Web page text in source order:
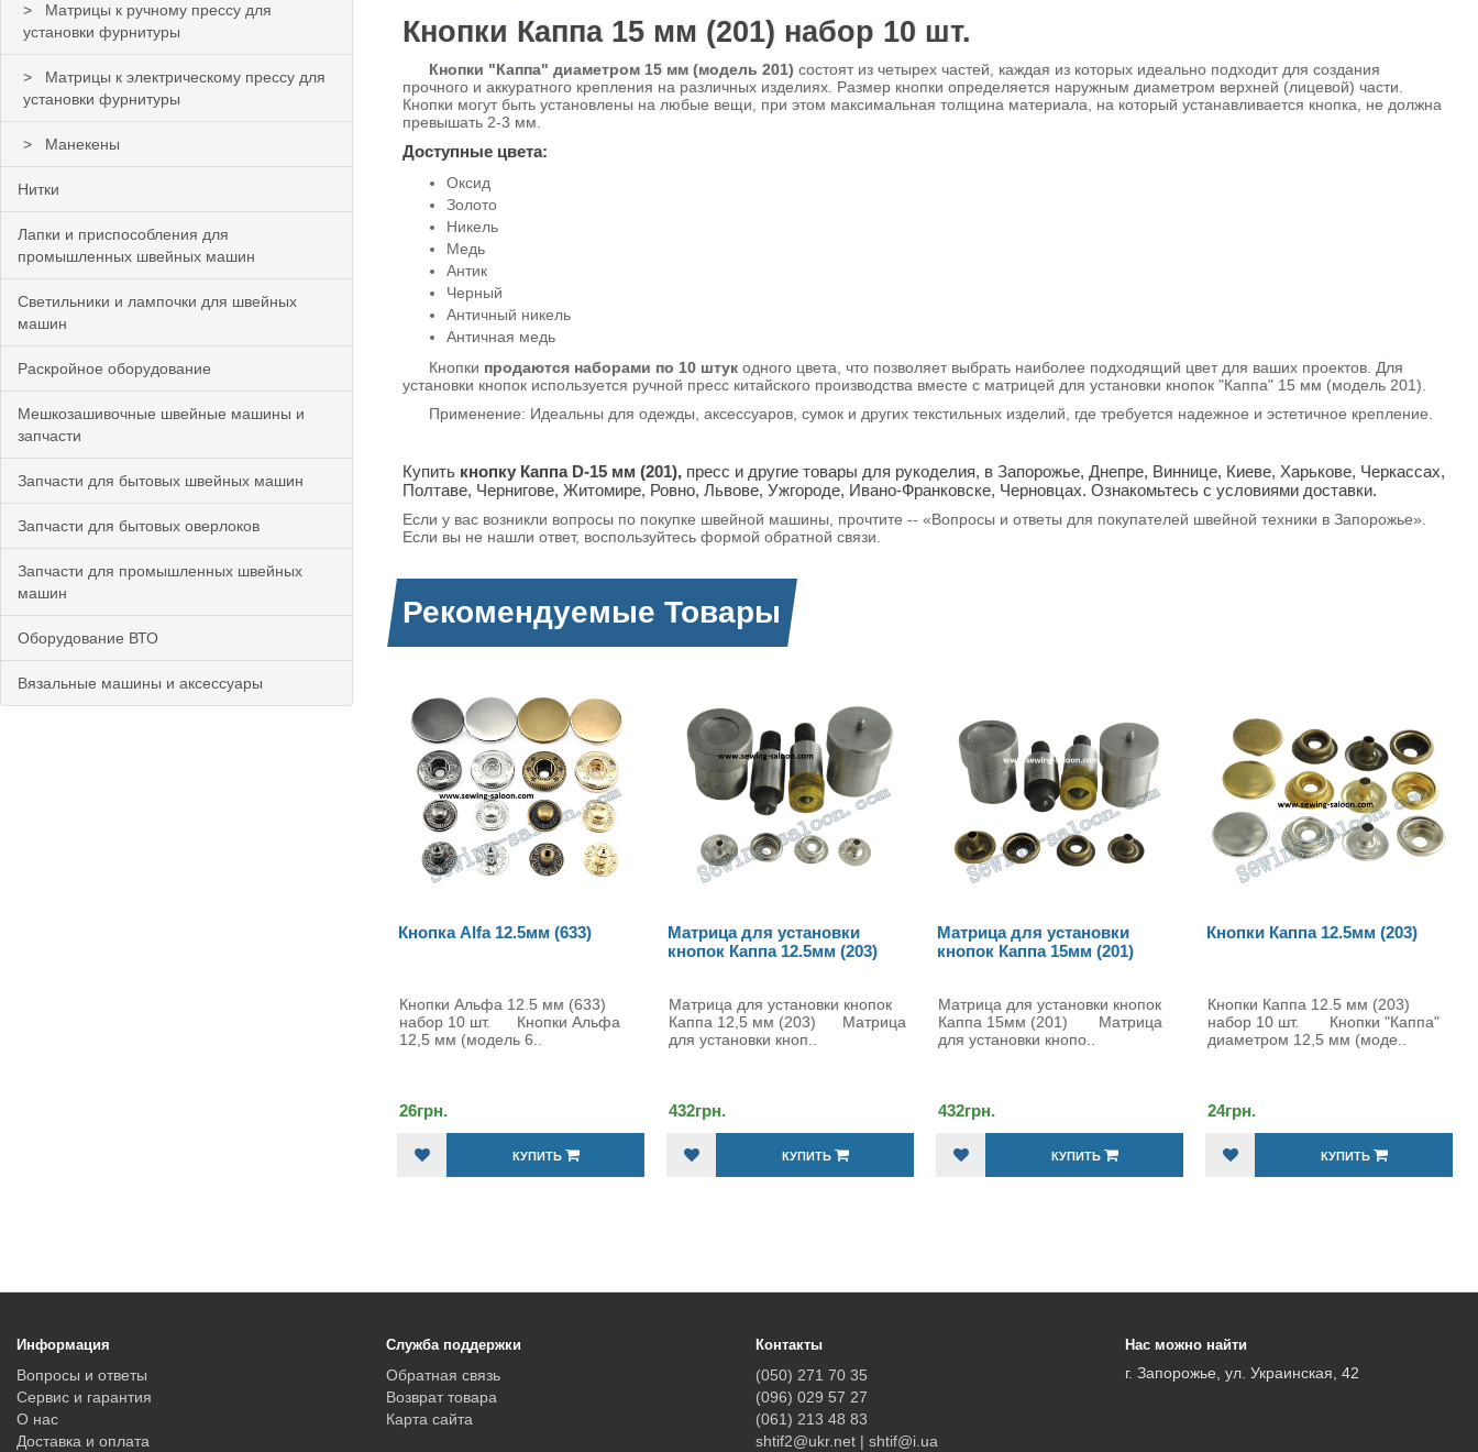
Матрицы к ручному прессу для
установки фурнитуры
Матрицы к электрическому прессу для
установки фурнитуры
Манекены
Нитки
Лапки и приспособления для
промышленных швейных машин
Светильники и лампочки для швейных
машин
Раскройное оборудование
Мешкозашивочные швейные машины и
запчасти
Запчасти для бытовых швейных машин
Запчасти для бытовых оверлоков
Запчасти для промышленных швейных
машин
Оборудование ВТО
Вязальные машины и аксессуары
Кнопки Каппа 15 мм (201) набор 10 шт.
Кнопки "Каппа" диаметром 15 мм (модель 201) состоят из четырех частей, каждая из которых идеально подходит для создания
прочного и аккуратного крепления на различных изделиях. Размер кнопки определяется наружным диаметром верхней (лицевой) части.
Кнопки могут быть установлены на любые вещи, при этом максимальная толщина материала, на который устанавливается кнопка, не должна
превышать 2-3 мм.
Доступные цвета:
Оксид
Золото
Никель
Медь
Антик
Черный
Античный никель
Античная медь
Кнопки продаются наборами по 10 штук одного цвета, что позволяет выбрать наиболее подходящий цвет для ваших проектов. Для
установки кнопок используется ручной пресс китайского производства вместе с матрицей для установки кнопок "Каппа" 15 мм (модель 201).
Применение: Идеальны для одежды, аксессуаров, сумок и других текстильных изделий, где требуется надежное и эстетичное крепление.
Купить кнопку Каппа D-15 мм (201), пресс и другие товары для рукоделия, в Запорожье, Днепре, Виннице, Киеве, Харькове, Черкассах,
Полтаве, Чернигове, Житомире, Ровно, Львове, Ужгороде, Ивано-Франковске, Черновцах. Ознакомьтесь с условиями доставки.
Если у вас возникли вопросы по покупке швейной машины, прочтите -- «Вопросы и ответы для покупателей швейной техники в Запорожье».
Если вы не нашли ответ, воспользуйтесь формой обратной связи.
Рекомендуемые Товары
Кнопка Alfa 12.5мм (633)
Кнопки Альфа 12.5 мм (633)
набор 10 шт. Кнопки Альфа
Матрица для установки
кнопок Каппа 12.5мм (203)
Матрица для установки кнопок
Каппа 12,5 мм (203) Матрица
для установки кноп..
Матрица для установки
кнопок Каппа 15мм (201)
Матрица для установки кнопок
Каппа 15мм (201) Матрица
для установки кнопо..
Кнопки Каппа 12.5мм (203)
Кнопки Каппа 12.5 мм (203)
набор 10 шт. Кнопки "Каппа"
диаметром 12,5 мм (моде..
Кнопки Альфа 15мм
Кнопки Альфа 15 мм
надежная застежка для
и аксессуаров Кнопки
Информация
Вопросы и ответы
Сервис и гарантия
О нас
Доставка и оплата
Служба поддержки
Обратная связь
Возврат товара
Карта сайта
Контакты
(050) 271 70 35
(096) 029 57 27
(061) 213 48 83
shtif2@ukr.net | shtif@i.ua
Нас можно найти
г. Запорожье, ул. Украинская, 42